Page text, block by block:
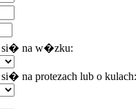
si� na w�zku:
na protezach lub o kulach: